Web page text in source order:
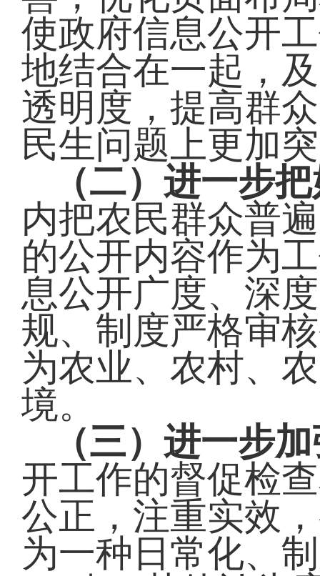
使政府信息公开
地结合在一起，
透明度，提高群
民生问题上更加
（二）进一步
内把农民群众普
的公开内容作为
息公开广度、深
规、制度严格审
为农业、农村、
境。
（三）进一步
开工作的督促检
公正，注重实效
为一种日常化、